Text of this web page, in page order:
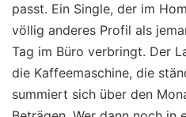
passt. Ein Single, der im
völlig anderes Profil als
Tag im Büro verbringt. Der
die Kaffeemaschine, die
summiert sich über den